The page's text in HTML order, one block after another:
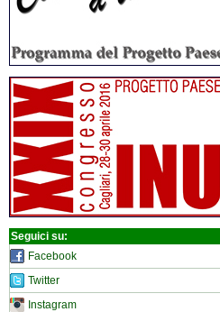
Seguici su:
Facebook
Twitter
Instagram